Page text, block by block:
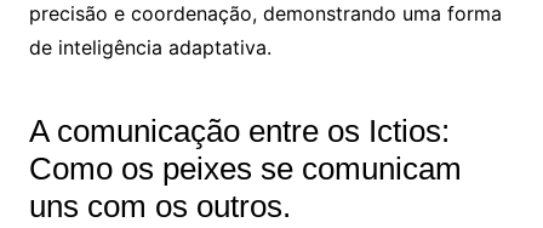
precisão e coordenação, demonstrando uma forma
de inteligência adaptativa.
A comunicação entre os Ictios:
Como os peixes se comunicam
uns com os outros.